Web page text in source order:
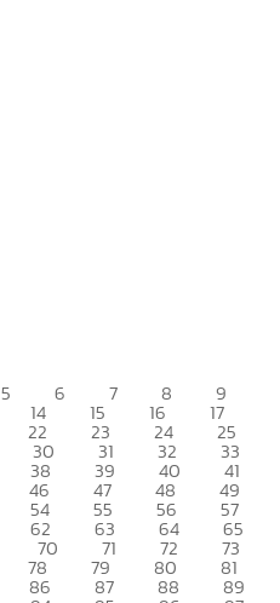
5 6 7 8 9
14 15 16 17
22 23 24 25
30 31 32 33
38 39 40 41
46 47 48 49
54 55 56 57
62 63 64 65
70 71 72 73
78 79 80 81
86 87 88 89